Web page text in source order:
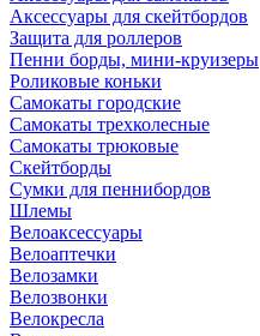
Аксессуары для скейтбордов
Защита для роллеров
Пенни борды, мини-круизеры
Роликовые коньки
Самокаты городские
Самокаты трехколесные
Самокаты трюковые
Скейтборды
Сумки для пеннибордов
Шлемы
Велоаксессуары
Велоаптечки
Велозамки
Велозвонки
Велокресла